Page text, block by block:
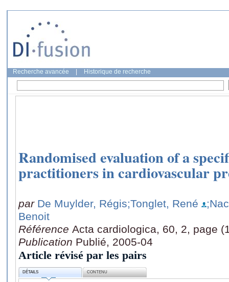
Recherche avancée Historique de recherche
Randomised evaluation of a
practitioners in cardiovascular
par De Muylder, Régis;Tonglet, René
Benoit
Référence Acta cardiologica, 60, 2, page
Publication Publié, 2005-04
Article révisé par les pairs
DÉTAILS CONTENU